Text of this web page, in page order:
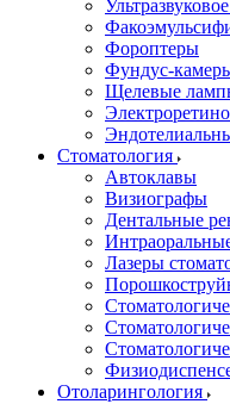
Фороптеры
Фундус-
Щелевые
Стоматология
Автоклавы
Визиографы
Дентальные
Лазеры
Отоларингология